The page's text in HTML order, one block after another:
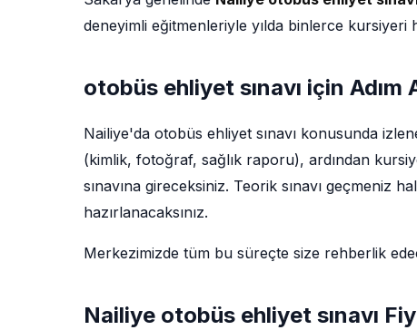
deneyimli eğitmenleriyle yılda binlerce kursiyeri
otobüs ehliyet sınavı için Adım
Nailiye'da otobüs ehliyet sınavı konusunda
(kimlik, fotoğraf, sağlık raporu), ardından
sınavına gireceksiniz. Teorik sınavı geçmeniz
hazırlanacaksınız.
Merkezimizde tüm bu süreçte size rehberlik
Nailiye otobüs ehliyet sınavı